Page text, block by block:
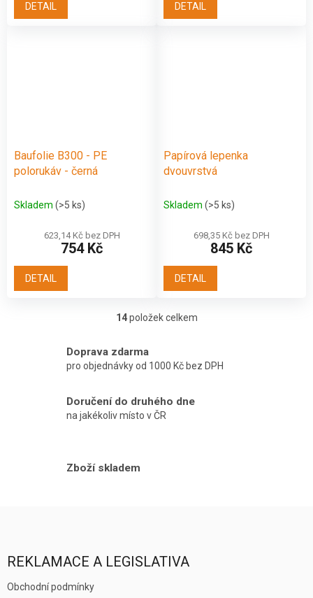
DETAIL DETAIL
Baufolie B300 - PE
polorukáv - černá
Skladem (>5 ks)
623,14 Kč bez DPH
754 Kč
DETAIL
Papírová lepenka
dvouvrstvá
Skladem (>5 ks)
698,35 Kč bez DPH
845 Kč
DETAIL
O
á
c
í
u
14položek celkem
Doprava zdarma
pro objednávky od 1000 Kč bez DPH
Doručení do druhého dne
na jakékoliv místo v ČR
Zboží skladem
REKLAMACE A LEGISLATIVA
Obchodní podmínky